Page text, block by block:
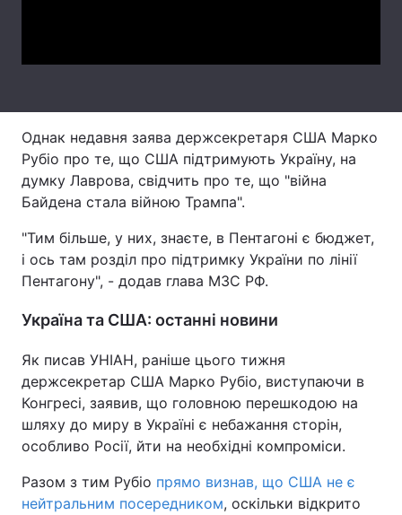
Тема оформлення
Однак недавня заява держсекретаря США Марко
Рубіо про те, що США підтримують Україну, на
думку Лаврова, свідчить про те, що "війна
Байдена стала війною Трампа".
"Тим більше, у них, знаєте, в Пентагоні є бюджет,
і ось там розділ про підтримку України по лінії
Пентагону", - додав глава МЗС РФ.
Україна та США: останні новини
Як писав УНІАН, раніше цього тижня
держсекретар США Марко Рубіо, виступаючи в
Конгресі, заявив, що головною перешкодою на
шляху до миру в Україні є небажання сторін,
особливо Росії, йти на необхідні компроміси.
Разом з тим Рубіо прямо визнав, що США не є
нейтральним посередником, оскільки відкрито